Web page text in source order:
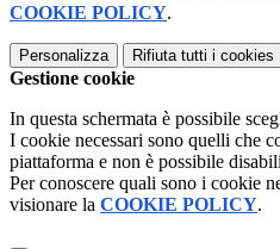
COOKIE POLICY.
Personalizza Rifiuta tutti i cookies
Gestione cookie
In questa schermata è possibile
I cookie necessari sono quelli che
piattaforma e non è possibile
Per conoscere quali sono i cookie
visionare la COOKIE POLICY.